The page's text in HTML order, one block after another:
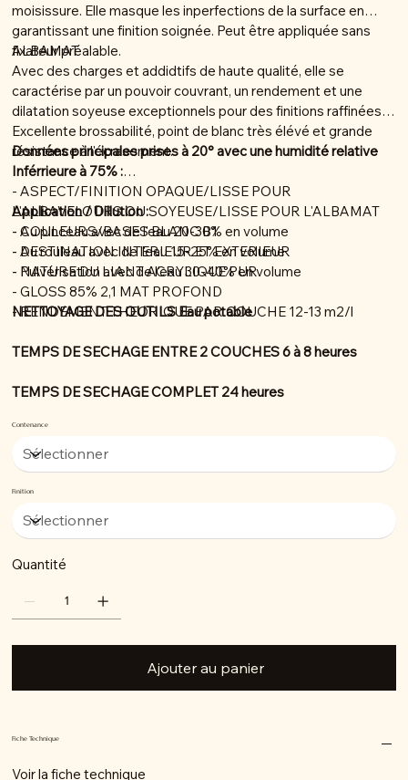
moisissure. Elle masque les inperfections de la surface en
garantissant une finition soignée. Peut être appliquée sans
fixateur préalable.
ALBAMAT
Avec des charges et addidtifs de haute qualité, elle se
caractérise par un pouvoir couvrant, un rendement et une
dilatation soyeuse exceptionnels pour des finitions raffinées.
Excellente brossabilité, point de blanc très élévé et grande
résistance à l'écrasement.
Données principales prises à 20° avec une humidité relative
Inférrieure à 75% :
- ASPECT/FINITION OPAQUE/LISSE POUR
L'ALBAVELOURS OU SOYEUSE/LISSE POUR L'ALBAMAT
- COULEURS/BASES BLANC B1
- DESTINATION INTERIEUR ET EXTERIEUR
- NATURE DU LIANT ACRYLIQUE PUR
- GLOSS 85% 2,1 MAT PROFOND
- RENDEMENT THEORIQUE PAR COUCHE 12-13 m2/l
Application / Dillution :
- Au pinceau avec de l'eau 20-30% en volume
- Au rouleau avec de l'eau 15-25% en volume
- Pulvérisation avec de l'eau 30-40% en volume
NETTOYAGE DES OUTILS Eau potable
TEMPS DE SECHAGE ENTRE 2 COUCHES 6 à 8 heures
TEMPS DE SECHAGE COMPLET 24 heures
Contenance
Finition
Quantité
Ajouter au panier
Fiche Technique
Voir la fiche technique